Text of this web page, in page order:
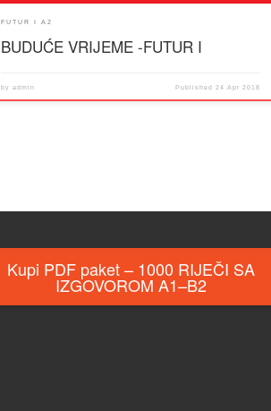
FUTUR I A2
BUDUĆE VRIJEME -FUTUR I
by admin Published24 Apr 2018
Kupi PDF paket – 1000 RIJEČI SA
IZGOVOROM A1–B2